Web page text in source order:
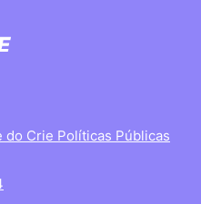
do Crie Políticas Públicas